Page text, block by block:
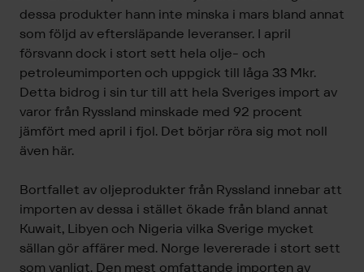
dessa produkter hann inte minska i mars bland annat
som följd av eftersläpande leveranser. I april
försvann dock i stort sett hela olje- och
petroleumimporten och uppgick till låga 33 Mkr.
Detta bidrog i sin tur till att hela Sveriges import av
varor från Ryssland minskade med 92 procent
jämfört med april i fjol. Det börjar röra sig mot noll
även här.
Bortfallet av oljeprodukter från Ryssland innebar att
importen av dessa i stället ökade från bland annat
Kuwait, Libyen och Nigeria vilka Sverige mycket
sällan gör affärer med. Norge levererade i stort sett
som vanligt. Den mest omfattande importen av